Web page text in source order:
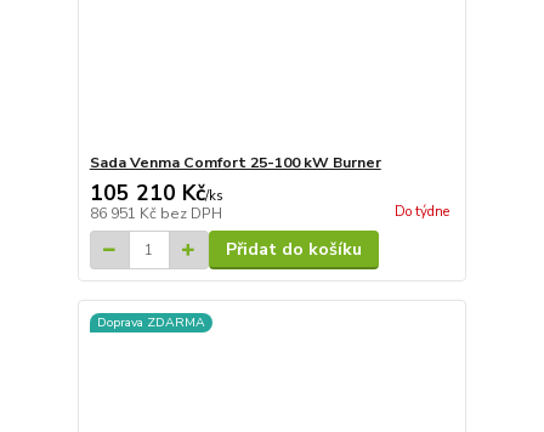
Sada Venma Comfort 25-100 kW Burner
105 210 Kč/ks
86 951 Kč bez DPH Do týdne
Přidat do košíku
Doprava ZDARMA